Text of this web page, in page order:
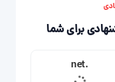
برای شما
.net